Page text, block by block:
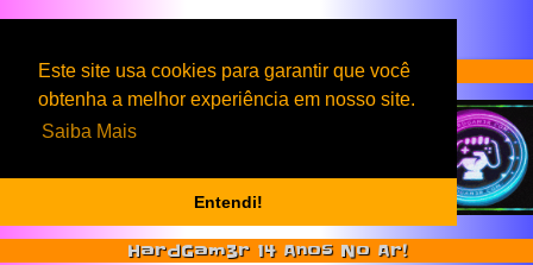
Este site usa cookies para garantir que você
obtenha a melhor experiência em nosso site.
Saiba Mais
Entendi!
Serviços & Produtos HardGam3r
HardGam3r 14 Anos No Ar!